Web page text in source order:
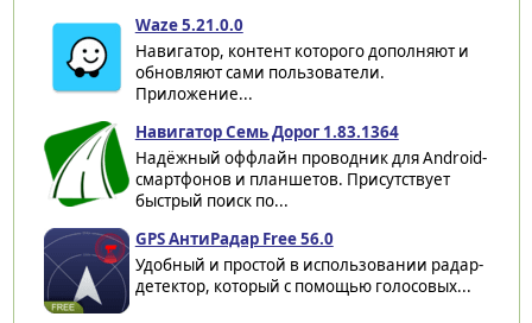
Waze 5.21.0.0
Навигатор, контент которого дополняют и
обновляют сами пользователи.
Приложение...
Навигатор Семь Дорог 1.83.1364
Надёжный оффлайн проводник для Android-
смартфонов и планшетов. Присутствует
быстрый поиск по...
GPS АнтиРадар Free 56.0
Удобный и простой в использовании радар-
детектор, который с помощью голосовых...